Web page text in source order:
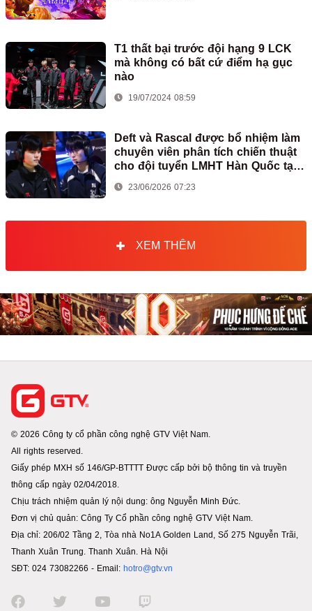
T1 thất bại trước đội hạng 9 LCK
mà không có bất cứ điểm hạ gục
nào
19/07/2024 08:59
Deft và Rascal được bổ nhiệm làm
chuyên viên phân tích chiến thuật
cho đội tuyển LMHT Hàn Quốc tại
ASIAD
23/06/2026 07:23
XEM THÊM
© 2026 Công ty cổ phần công nghệ GTV Việt Nam.
All rights reserved.
Giấy phép MXH số 146/GP-BTTTT Được cấp bởi bộ thông tin và truyền
thông cấp ngày 02/04/2018.
Chịu trách nhiệm quản lý nội dung: ông Nguyễn Minh Đức.
Đơn vị chủ quản: Công Ty Cổ phần công nghệ GTV Việt Nam.
Địa chỉ: 206/02 Tầng 2, Tòa nhà No1A Golden Land, Số 275 Nguyễn Trãi,
Thanh Xuân Trung. Thanh Xuân. Hà Nội
SĐT: 024 73082266 - Email: hotro@gtv.vn